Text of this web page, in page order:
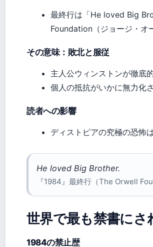
最終行は「He loved Big
Foundation（ジョージ・オ
その意味：敗北と服従
主人公ウィンストンが徹底
個人の抵抗がいかに無力化
読者への影響
ディストピアの究極の恐怖
He loved Big Brother.
『1984』最終行（The Orwell
世界で最も禁書に
1984の禁止歴